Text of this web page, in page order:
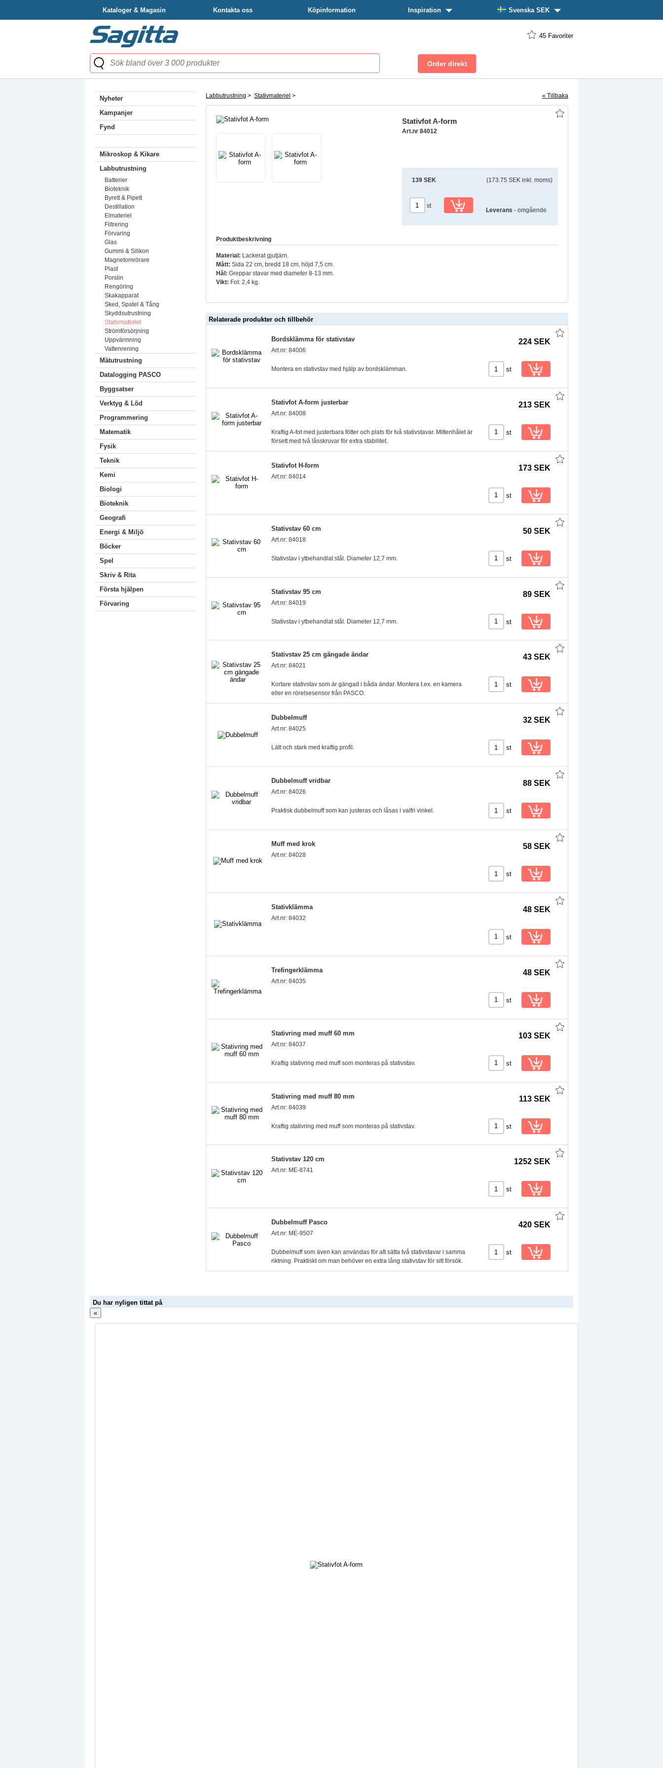
Kataloger & Magasin Kontakta oss Köpinformation Inspiration Svenska SEK
45 Favoriter
Nyheter
Kampanjer
Fynd
Mikroskop & Kikare
Labbutrustning
Batterier
Bioteknik
Byrett & Pipett
Destillation
Elmateriel
Filtrering
Förvaring
Glas
Gummi & Silikon
Magnetomrörare
Plast
Porslin
Rengöring
Skakapparat
Sked, Spatel & Tång
Skyddsutrustning
Stativmateriel
Strömförsörjning
Uppvärmning
Vattenrening
Mätutrustning
Datalogging PASCO
Byggsatser
Verktyg & Löd
Programmering
Matematik
Fysik
Teknik
Kemi
Biologi
Bioteknik
Geografi
Energi & Miljö
Böcker
Spel
Skriv & Rita
Första hjälpen
Förvaring
Labbutrustning >Stativmateriel > « Tillbaka
Stativfot A-form
Art.nr 84012
139 SEK (173.75 SEK inkl. moms)
st
Leverans - omgående
Produktbeskrivning
Material: Lackerat gjutjärn.
Mått: Sida 22 cm, bredd 18 cm, höjd 7,5 cm.
Hål: Greppar stavar med diameter 8-13 mm.
Vikt: Fot: 2,4 kg.
Relaterade produkter och tillbehör
Bordsklämma för stativstav
Art.nr: 84006
Montera en stativstav med hjälp av bordsklämman.
224 SEK
st
Stativfot A-form justerbar
Art.nr: 84008
Kraftig A-fot med justerbara fötter och plats för två stativstavar. Mittenhålet är
försett med två låsskruvar för extra stabilitet.
213 SEK
st
Stativfot H-form
Art.nr: 84014
173 SEK
st
Stativstav 60 cm
Art.nr: 84018
Stativstav i ytbehandlat stål. Diameter 12,7 mm.
50 SEK
st
Stativstav 95 cm
Art.nr: 84019
Stativstav i ytbehandlat stål. Diameter 12,7 mm.
89 SEK
st
Stativstav 25 cm gängade ändar
Art.nr: 84021
Kortare stativstav som är gängad i båda ändar. Montera t.ex. en kamera
eller en rörelsesensor från PASCO.
43 SEK
st
Dubbelmuff
Art.nr: 84025
Lätt och stark med kraftig profil.
32 SEK
st
Dubbelmuff vridbar
Art.nr: 84026
Praktisk dubbelmuff som kan justeras och låsas i valfri vinkel.
88 SEK
st
Muff med krok
Art.nr: 84028
58 SEK
st
Stativklämma
Art.nr: 84032
48 SEK
st
Trefingerklämma
Art.nr: 84035
48 SEK
st
Stativring med muff 60 mm
Art.nr: 84037
Kraftig stativring med muff som monteras på stativstav.
103 SEK
st
Stativring med muff 80 mm
Art.nr: 84039
Kraftig stativring med muff som monteras på stativstav.
113 SEK
st
Stativstav 120 cm
Art.nr: ME-8741
1252 SEK
st
Dubbelmuff Pasco
Art.nr: ME-9507
Dubbelmuff som även kan användas för att sätta två stativstavar i samma
riktning. Praktiskt om man behöver en extra lång stativstav för sitt försök.
420 SEK
st
Du har nyligen tittat på
«